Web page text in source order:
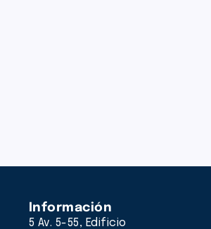
Información
5 Av. 5-55, Edificio